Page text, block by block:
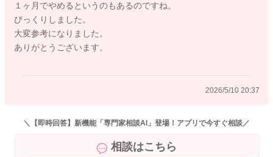
赤ちゃんの口に入りうる全ての菌を消毒することは難しいです
が、せめて直接口にする哺乳瓶くらいは安心したいという親御
さんの考え方もあるからです。
乳瓶の消毒は不要だなというお考えになり、哺乳瓶の消毒はお
消毒は卒業するという考え方もあります。
は特別ないと考えますが、ご家庭の環境によってはその限りで
１ヶ月でやめるというのもあるのですね。
びっくりしました。
大変参考になりました。
ありがとうございます。
2026/5/10 20:37
＼【即時回答】新機能「専門家相談AI」登場！アプリで今すぐ相談／
相談はこちら